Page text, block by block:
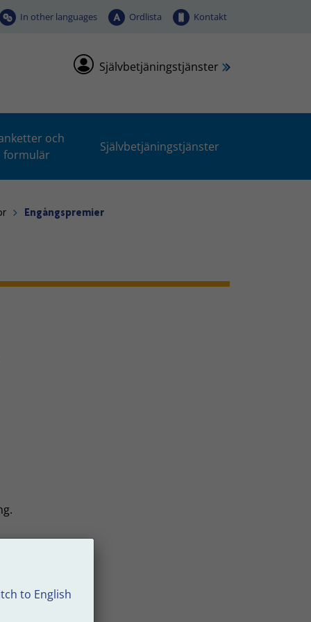
to English
In other languages Ordlista Kontakt
Självbetjäningstjänster
och
formulär
Självbetjäningstjänster
Engångspremier